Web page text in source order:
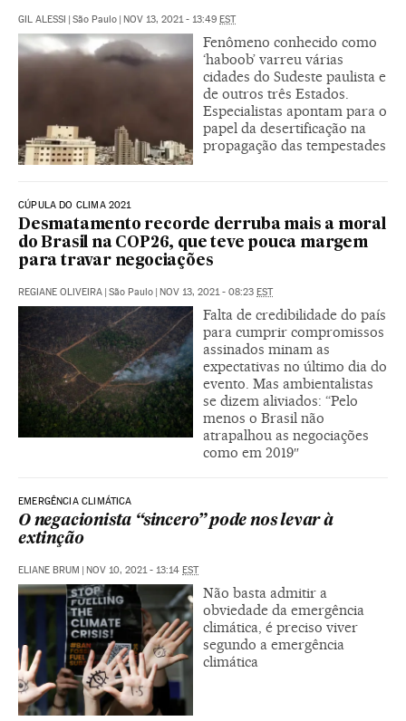
GIL ALESSI | São Paulo | NOV 13, 2021 - 13:49 EST
Fenômeno conhecido como
‘haboob’ varreu várias
cidades do Sudeste paulista e
de outros três Estados.
Especialistas apontam para o
papel da desertificação na
propagação das tempestades
CÚPULA DO CLIMA 2021
Desmatamento recorde derruba mais a moral
do Brasil na COP26, que teve pouca margem
para travar negociações
REGIANE OLIVEIRA | São Paulo | NOV 13, 2021 - 08:23 EST
Falta de credibilidade do país
para cumprir compromissos
assinados minam as
expectativas no último dia do
evento. Mas ambientalistas
se dizem aliviados: “Pelo
menos o Brasil não
atrapalhou as negociações
como em 2019″
EMERGÊNCIA CLIMÁTICA
O negacionista “sincero” pode nos levar à
extinção
ELIANE BRUM | NOV 10, 2021 - 13:14 EST
Não basta admitir a
obviedade da emergência
climática, é preciso viver
segundo a emergência
climática